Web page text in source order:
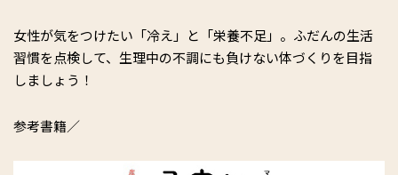
女性が気をつけたい「冷え」と「栄養不足」。ふだんの生活
習慣を点検して、生理中の不調にも負けない体づくりを目指
しましょう！
参考書籍／